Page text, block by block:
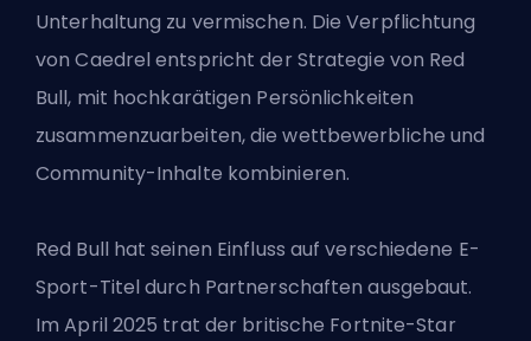
Unterhaltung zu vermischen. Die Verpflichtung
von Caedrel entspricht der Strategie von Red
Bull, mit hochkarätigen Persönlichkeiten
zusammenzuarbeiten, die wettbewerbliche und
Community-Inhalte kombinieren.
Red Bull hat seinen Einfluss auf verschiedene E-
Sport-Titel durch Partnerschaften ausgebaut.
Im April 2025 trat der britische Fortnite-Star